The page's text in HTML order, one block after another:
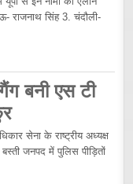
राजनाथ सिंह 3. चंदौली-
बनी एस टी
सेना के राष्ट्रीय अध्यक्ष
जनपद में पुलिस पीड़ितों